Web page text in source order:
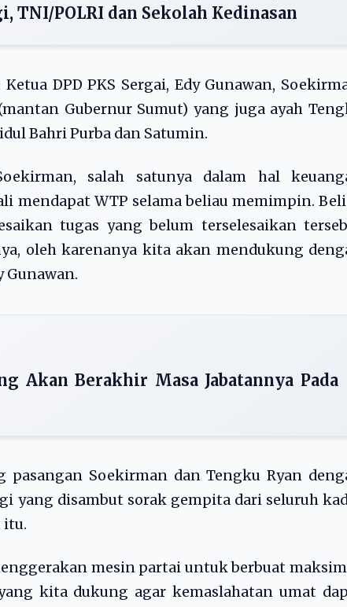
TNI/POLRI dan Sekolah Kedinasan
DPD PKS Sergai, Edy Gunawan,
Gubernur Sumut) yang juga ayah
Bahri Purba dan Satumin.
salah satunya dalam hal
mendapat WTP selama beliau memimpin.
tugas yang belum terselesaikan
oleh karenanya kita akan mendukung
Gunawan.
Akan Berakhir Masa Jabatannya Pada
Soekirman dan Tengku Ryan
yang disambut sorak gempita dari seluruh
itu.
mesin partai untuk berbuat
kita dukung agar kemaslahatan umat